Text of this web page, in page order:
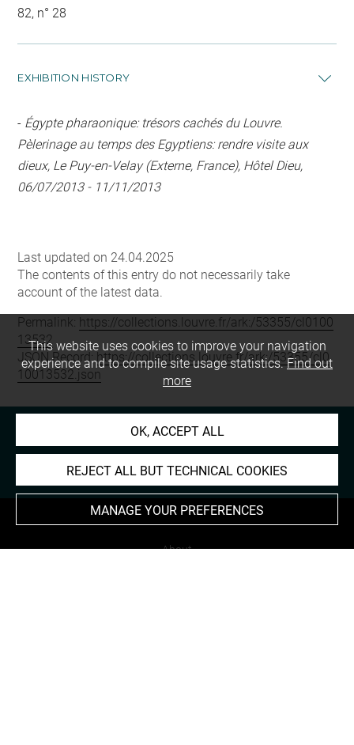
82, n° 28
EXHIBITION HISTORY
- Égypte pharaonique: trésors cachés du Louvre.
Pèlerinage au temps des Egyptiens: rendre visite aux
dieux, Le Puy-en-Velay (Externe, France), Hôtel Dieu,
06/07/2013 - 11/11/2013
Last updated on 24.04.2025
The contents of this entry do not necessarily take
account of the latest data.
Permalink: https://collections.louvre.fr/ark:/53355/cl0100
13532
JSON Record:https://collections.louvre.fr/ark:/53355/cl0
10013532.json
About
This website uses cookies to improve your navigation
experience and to compile site usage statistics.Find out
more
OK, ACCEPT ALL
REJECT ALL BUT TECHNICAL COOKIES
MANAGE YOUR PREFERENCES